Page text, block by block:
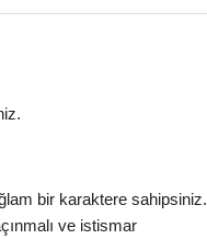
bir karaktere sahipsiniz.
ve istismar